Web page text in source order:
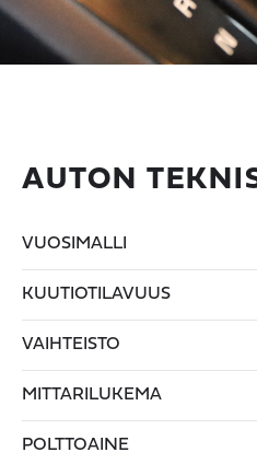
AUTON
VUOSIMALLI
KUUTIOTILAVUUS
VAIHTEISTO
MITTARILUKEMA
POLTTOAINE